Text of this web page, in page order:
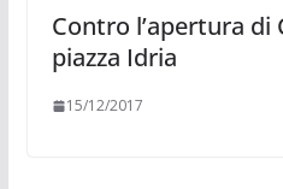
Contro l’apertura di
piazza Idria
15/12/2017